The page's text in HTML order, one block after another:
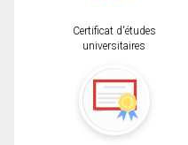
Certificat d'études
universitaires